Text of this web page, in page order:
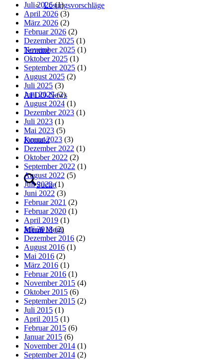
Lösungsvorschläge
Termine
AFDO-News
Kontakt
Suche
Menü Menü
Juli 2026(1)
April 2026 (3)
März 2026 (2)
Februar 2026 (2)
Dezember 2025 (1)
November 2025 (1)
Oktober 2025 (1)
September 2025 (1)
August 2025 (2)
Juli 2025 (3)
Juni 2025(2)
August 2024 (1)
Dezember 2023 (1)
Juli 2023 (1)
Mai 2023 (5)
Januar 2023 (3)
Dezember 2022 (1)
Oktober 2022 (2)
September 2022 (1)
August 2022 (5)
Juli 2022(1)
Juni 2022 (3)
Februar 2021 (2)
Februar 2020 (1)
April 2019 (1)
Juli 2018(2)
Dezember 2016 (2)
August 2016 (1)
Mai 2016 (2)
März 2016 (1)
Februar 2016 (1)
November 2015 (4)
Oktober 2015 (6)
September 2015 (2)
Juli 2015 (1)
April 2015 (1)
Februar 2015 (6)
Januar 2015 (6)
November 2014 (1)
September 2014 (2)